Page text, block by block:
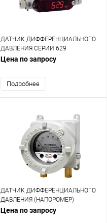
ДАТЧИК ДИФФЕРЕНЦИАЛЬНОГО
ДАВЛЕНИЯ СЕРИИ 629
Цена по запросу
Подробнее
ДАТЧИК ДИФФЕРЕНЦИАЛЬНОГО
ДАВЛЕНИЯ (НАПОРОМЕР)
MAGNEHELIC AT2605 (ATEX)
Цена по запросу